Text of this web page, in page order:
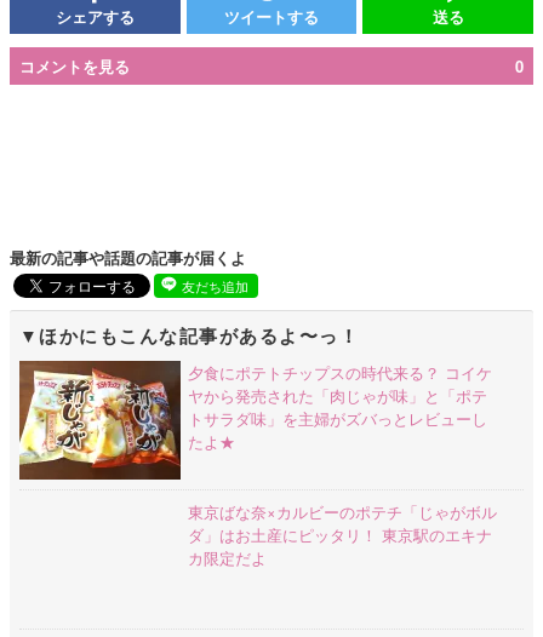
シェアする ツイートする 送る
コメントを見る 0
最新の記事や話題の記事が届くよ
友だち追加
ほかにもこんな記事があるよ〜っ！
夕食にポテトチップスの時代来る？ コイケ
ヤから発売された「肉じゃが味」と「ポテ
トサラダ味」を主婦がズバっとレビューし
たよ★
東京ばな奈×カルビーのポテチ「じゃがボル
ダ」はお土産にピッタリ！ 東京駅のエキナ
カ限定だよ